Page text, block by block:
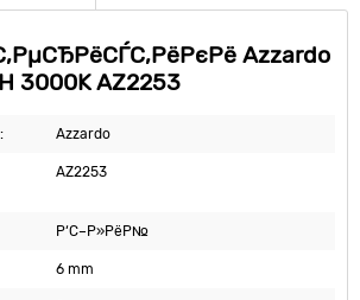
Azzardo
3000K AZ2253
Azzardo
AZ2253
Р‘С–Р»РёР№
6 mm